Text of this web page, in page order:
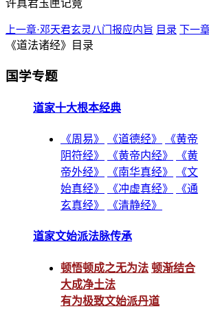
许真君玉匣记竟
上一章·邓天君玄灵八门报应内旨 目录 下一
《道法诸经》目录
国学专题
道家十大根本经典
《周易》 《道德经》
《黄帝
阴符经》
《黄帝内经》
《黄
帝外经》
《南华真经》
《文
始真经》
《冲虚真经》
《通
玄真经》
《清静经》
道家文始派法脉传承
顿悟顿成之无为法 顿渐结合
大成净土法
有为极致文始派丹道